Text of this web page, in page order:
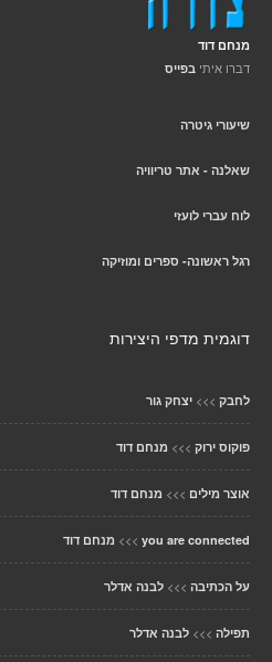
מנחם דוד
דברו איתי בפייס
שיעורי גיטרה
שאלנה - אתר טריוויה
לוח עברי לועזי
רגל ראשונה- ספרים ומוזיקה
דוגמית מדפי היצירות
לחבק >>> יצחק גור
פוקוס ירוק >>> מנחם דוד
אוצר מילים >>> מנחם דוד
you are connected
>>> מנחם דוד
על הכתיבה >>> לבנה אדלר
תפילה >>> לבנה אדלר